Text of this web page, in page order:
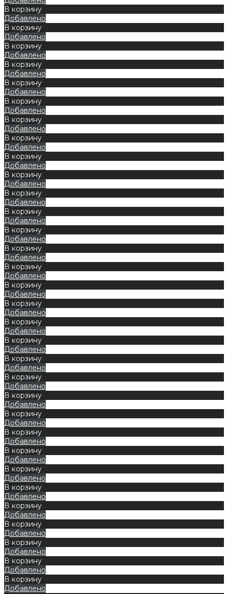
В корзину
Добавлено
В корзину
Добавлено
В корзину
Добавлено
В корзину
Добавлено
В корзину
Добавлено
В корзину
Добавлено
В корзину
Добавлено
В корзину
Добавлено
В корзину
Добавлено
В корзину
Добавлено
В корзину
Добавлено
В корзину
Добавлено
В корзину
Добавлено
В корзину
Добавлено
В корзину
Добавлено
В корзину
Добавлено
В корзину
Добавлено
В корзину
Добавлено
В корзину
Добавлено
В корзину
Добавлено
В корзину
Добавлено
В корзину
Добавлено
В корзину
Добавлено
В корзину
Добавлено
В корзину
Добавлено
В корзину
Добавлено
В корзину
Добавлено
В корзину
Добавлено
В корзину
Добавлено
В корзину
Добавлено
В корзину
Добавлено
В корзину
Добавлено